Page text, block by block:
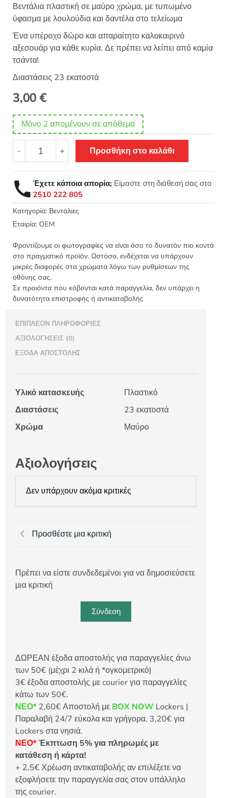
Βεντάλια πλαστική σε μαύρο χρώμα, με τυπωμένο
ύφασμα με λουλούδια και δαντέλα στο τελείωμα
Ένα υπέροχο δώρο και απαραίτητο καλοκαιρινό
αξεσουάρ για κάθε κυρία. Δε πρέπει να λείπει από καμία
τσάντα!
Διαστάσεις 23 εκατοστά
3,00€
Μόνο 2 απομένουν σε απόθεμα
-
Βεντάλια
πλαστική
με
λουλούδια
και
δαντέλα
23εκ
7600-
4
ποσότητα
+ Προσθήκη στο καλάθι
Έχετε κάποια απορία; Είμαστε στη διάθεσή σας στο
2510 222 805
Κατηγορία: Βεντάλιες
Εταιρία: OEM
Φροντίζουμε οι φωτογραφίες να είναι όσο το δυνατόν πιο κοντά
στο πραγματικό προϊόν. Ωστόσο, ενδέχεται να υπάρχουν
μικρές διαφορές στα χρώματα λόγω των ρυθμίσεων της
οθόνης σας.
Σε προιόντα που κόβονται κατά παραγγελία, δεν υπάρχει η
δυνατότητα επιστροφής ή αντικαταβολής
ΕΠΙΠΛΈΟΝ ΠΛΗΡΟΦΟΡΊΕΣ
ΑΞΙΟΛΟΓΉΣΕΙΣ (0)
ΈΞΟΔΑ ΑΠΟΣΤΟΛΉΣ
Υλικό κατασκευής
Πλαστικό
Διαστάσεις
23 εκατοστά
Χρώμα
Μαύρο
Αξιολογήσεις
Δεν υπάρχουν ακόμα κριτικές
Προσθέστε μια κριτική
Πρέπει να είστε συνδεδεμένοι για να δημοσιεύσετε
μια κριτική
Σύνδεση
ΔΩΡΕΑΝ έξοδα αποστολής για παραγγελίες άνω
των 50€ (μέχρι 2 κιλά ή *ογκομετρικό)
3€ έξοδα αποστολής με courier για παραγγελίες
κάτω των 50€.
ΝΕΟ* 2,60€ Αποστολή με BOX NOW Lockers |
Παραλαβή 24/7 εύκολα και γρήγορα. 3,20€ για
Lockers στα νησιά.
ΝΕΟ*Έκπτωση 5% για πληρωμές με
κατάθεση ή κάρτα!
+ 2,5€ Χρέωση αντικαταβολής αν επιλέξετε να
εξοφλήσετε την παραγγελία σας στον υπάλληλο
της courier.